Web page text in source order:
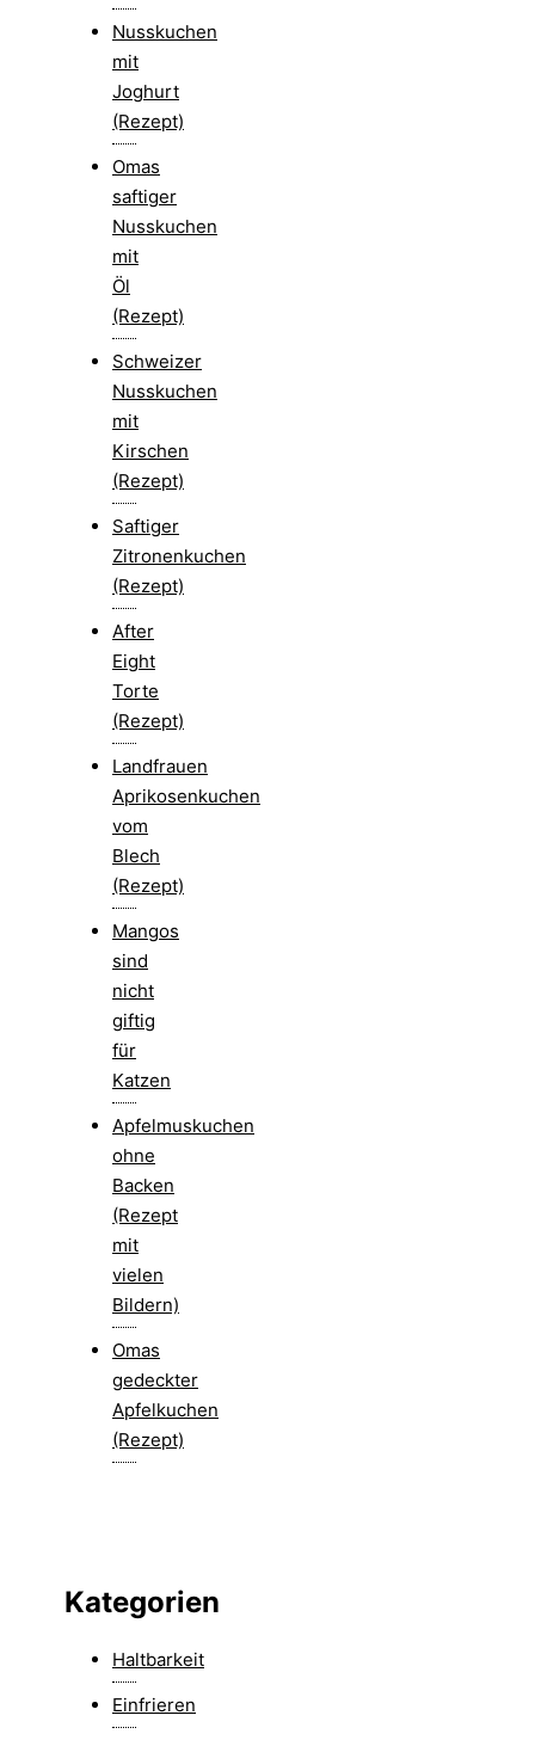
Nusskuchen
mit
Joghurt
(Rezept)
Omas
saftiger
Nusskuchen
mit
Öl
(Rezept)
Schweizer
Nusskuchen
mit
Kirschen
(Rezept)
Saftiger
Zitronenkuchen
(Rezept)
After
Eight
Torte
(Rezept)
Landfrauen
Aprikosenkuchen
vom
Blech
(Rezept)
Mangos
sind
nicht
giftig
für
Katzen
Apfelmuskuchen
ohne
Backen
(Rezept
mit
vielen
Bildern)
Omas
gedeckter
Apfelkuchen
(Rezept)
Kategorien
Haltbarkeit
Einfrieren